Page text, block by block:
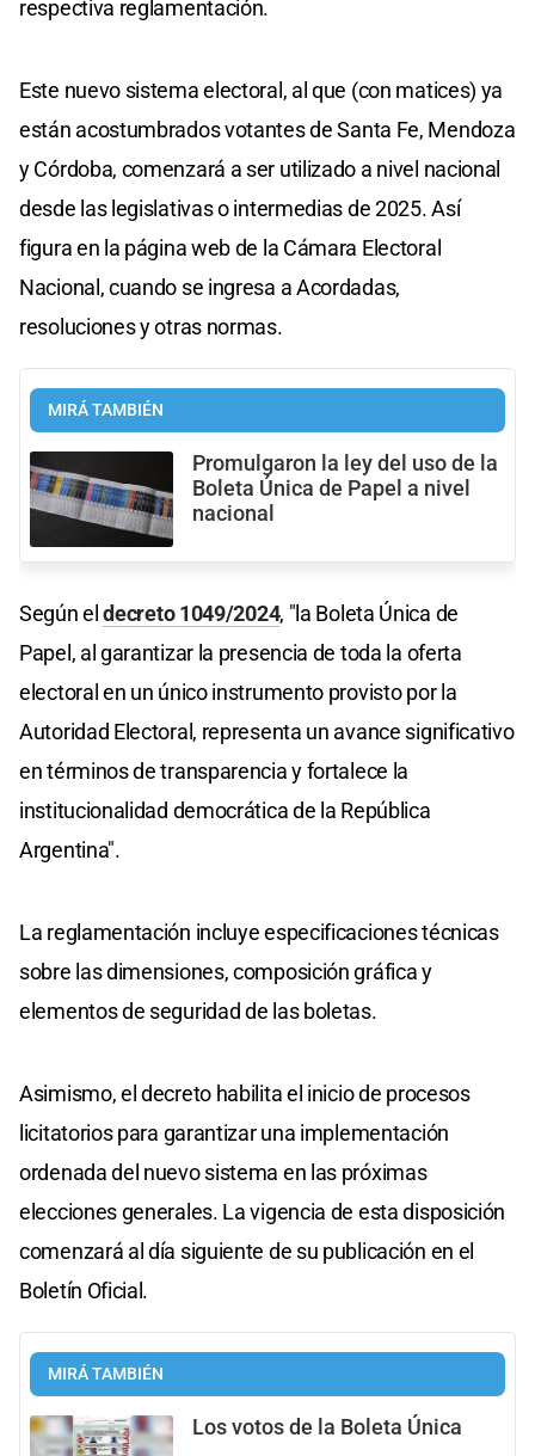
respectiva reglamentación.
Este nuevo sistema electoral, al que (con matices) ya
están acostumbrados votantes de Santa Fe, Mendoza
y Córdoba, comenzará a ser utilizado a nivel nacional
desde las legislativas o intermedias de 2025. Así
figura en la página web de la Cámara Electoral
Nacional, cuando se ingresa a Acordadas,
resoluciones y otras normas.
MIRÁ TAMBIÉN
Promulgaron la ley del uso de la
Boleta Única de Papel a nivel
nacional
Según eldecreto 1049/2024, "la Boleta Única de
Papel, al garantizar la presencia de toda la oferta
electoral en un único instrumento provisto por la
Autoridad Electoral, representa un avance significativo
en términos de transparencia y fortalece la
institucionalidad democrática de la República
Argentina".
La reglamentación incluye especificaciones técnicas
sobre las dimensiones, composición gráfica y
elementos de seguridad de las boletas.
Asimismo, el decreto habilita el inicio de procesos
licitatorios para garantizar una implementación
ordenada del nuevo sistema en las próximas
elecciones generales. La vigencia de esta disposición
comenzará al día siguiente de su publicación en el
Boletín Oficial.
MIRÁ TAMBIÉN
Los votos de la Boleta Única